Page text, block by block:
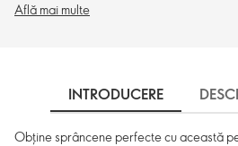
Află mai multe
INTRODUCERE
Obține sprâncene perfecte cu această